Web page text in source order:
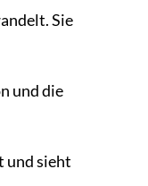
Sie
und die
und sieht